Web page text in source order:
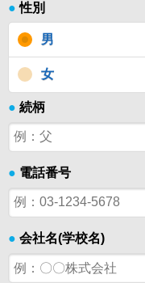
● 性別
男
女
● 続柄
● 電話番号
● 会社名(学校名)